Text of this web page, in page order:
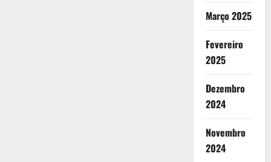
Março 2025
Fevereiro
2025
Dezembro
2024
Novembro
2024